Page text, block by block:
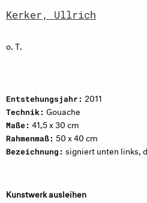
Kerker, Ullrich
o. T.
Entstehungsjahr: 2011
Technik: Gouache
Maße: 41,5 x 30 cm
Rahmenmaß: 50 x 40 cm
Bezeichnung: signiert unten links,
Kunstwerk ausleihen